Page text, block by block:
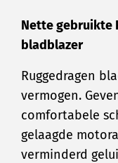
Nette gebruikte
bladblazer
Ruggedragen
vermogen.
comfortabele
gelaagde
verminderd